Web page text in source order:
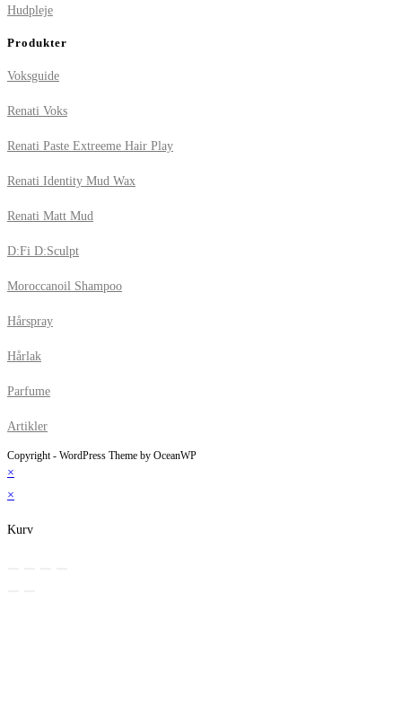
Hudpleje
Produkter
Voksguide
Renati Voks
Renati Paste Extreeme Hair Play
Renati Identity Mud Wax
Renati Matt Mud
D:Fi D:Sculpt
Moroccanoil Shampoo
Hårspray
Hårlak
Parfume
Artikler
Copyright - WordPress Theme by OceanWP
×
×
Kurv